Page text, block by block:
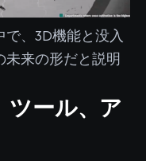
、3D機能と没入
来の形だと説明
ツール、ア